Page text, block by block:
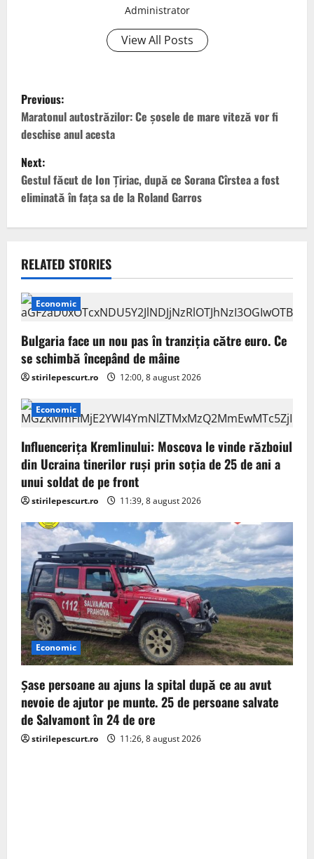
Administrator
View All Posts
P
o
s
t
n
v
i
g
a
t
i
o
n
Previous:
Maratonul autostrăzilor: Ce șosele de mare viteză vor fi
deschise anul acesta
Next:
Gestul făcut de Ion Țiriac, după ce Sorana Cîrstea a fost
eliminată în fața sa de la Roland Garros
RELATED STORIES
Economic
Bulgaria face un nou pas în tranziţia către euro. Ce
se schimbă începând de mâine
stirilepescurt.ro 12:00, 8 august 2026
Economic
Influencerița Kremlinului: Moscova le vinde războiul
din Ucraina tinerilor ruși prin soția de 25 de ani a
unui soldat de pe front
stirilepescurt.ro 11:39, 8 august 2026
Economic
Șase persoane au ajuns la spital după ce au avut
nevoie de ajutor pe munte. 25 de persoane salvate
de Salvamont în 24 de ore
stirilepescurt.ro 11:26, 8 august 2026